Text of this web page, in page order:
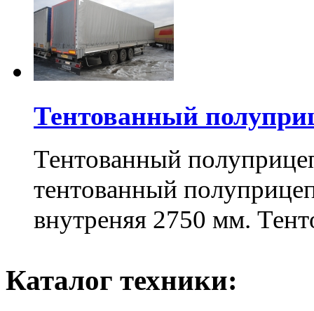
Тентованный
Тентованный
тентованный
внутреняя 2750 мм.
Каталог техники: